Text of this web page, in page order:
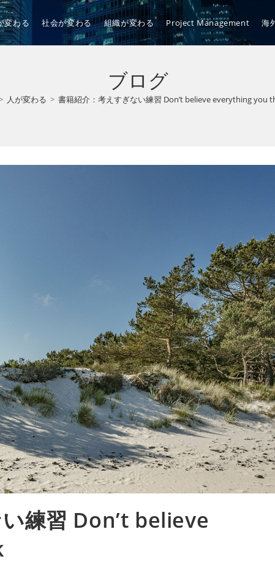
変わる 社会が変わる 組織が変わる Project Management 海
ブログ
人が変わる > 書籍紹介：考えすぎない練習 Don’t believe everything you
練習 Don’t believe